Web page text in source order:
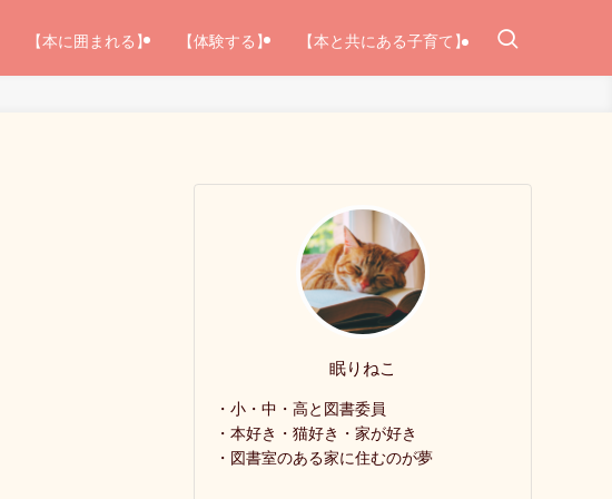
【本に囲まれる】 【体験する】 【本と共にある子育て】
眠りねこ
・小・中・高と図書委員
・本好き・猫好き・家が好き
・図書室のある家に住むのが夢